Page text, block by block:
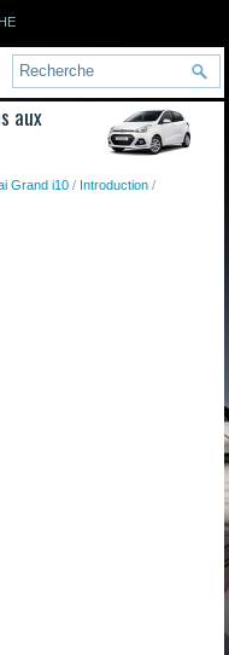
aux
Grand i10 / Introduction /